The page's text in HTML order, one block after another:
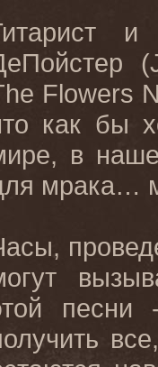
и
Flowers
как бы
в
мрака…
песни